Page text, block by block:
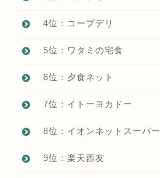
4位：コープデリ
5位：ワタミの宅食
6位：夕食ネット
7位：イトーヨカドー
8位：イオンネットスーパー
9位：楽天西友